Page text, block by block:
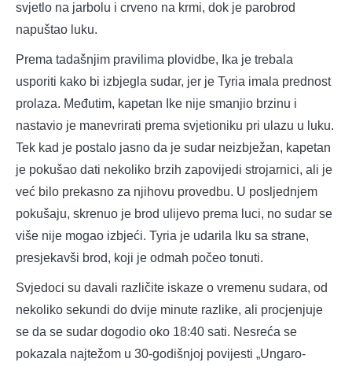
svjetlo na jarbolu i crveno na krmi, dok je parobrod
napuštao luku.
Prema tadašnjim pravilima plovidbe, Ika je trebala
usporiti kako bi izbjegla sudar, jer je Tyria imala prednost
prolaza. Međutim, kapetan Ike nije smanjio brzinu i
nastavio je manevrirati prema svjetioniku pri ulazu u luku.
Tek kad je postalo jasno da je sudar neizbježan, kapetan
je pokušao dati nekoliko brzih zapovijedi strojarnici, ali je
već bilo prekasno za njihovu provedbu. U posljednjem
pokušaju, skrenuo je brod ulijevo prema luci, no sudar se
više nije mogao izbjeći. Tyria je udarila Iku sa strane,
presjekavši brod, koji je odmah počeo tonuti.
Svjedoci su davali različite iskaze o vremenu sudara, od
nekoliko sekundi do dvije minute razlike, ali procjenjuje
se da se sudar dogodio oko 18:40 sati. Nesreća se
pokazala najtežom u 30-godišnjoj povijesti „Ungaro-